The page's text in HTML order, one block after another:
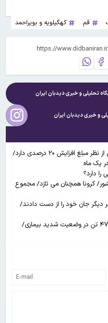
قم کهگیلویه و بویراحمد
تحلیلی و خبریدیدبان ایران
و خبریدیدبان ایران
بانک مرکزی: مبلغ چک های برگشتی از نظر مبلغ افزایش ۲۰ درصدی دارد/
دارد؟
جدید در کشور/ کرونا همچنان می تازد/ مجموع
تازه کرونایی در کشور/ ۳۳۷ نفر دیگر جان خود را از دست دادند/
۲۵۲ فوتی جدید کرونا در کشور/۴۷۴۴ تن در وضعیت شدید بیماری/